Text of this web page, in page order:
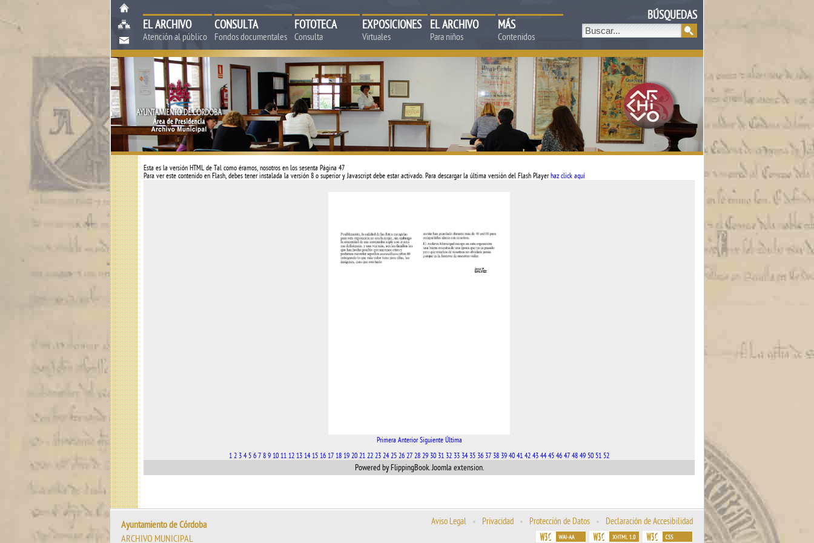
EL ARCHIVO
Atención al público
CONSULTA
Fondos documentales
FOTOTECA
Consulta
EXPOSICIONES
Virtuales
EL ARCHIVO
Para niños
MÁS
Contenidos
BÚSQUEDAS
Esta es la versión HTML de Tal como éramos, nosotros en los sesenta Página 47
Para ver este contenido en Flash, debes tener instalada la versión 8 o superior y Javascript debe estar activado. Para descargar la última versión del Flash Player haz click aquí
Primera Anterior Siguiente Última
1 2 3 4 5 6 7 8 9 10 11 12 13 14 15 16 17 18 19 20 21 22 23 24 25 26 27 28 29 30 31 32 33 34 35 36 37 38 39 40 41 42 43 44 45 46 47 48 49 50 51 52
Powered by FlippingBook.Joomla extension.
Ayuntamiento de Córdoba
ARCHIVO MUNICIPAL
Aviso Legal • Privacidad • Protección de Datos • Declaración de Accesibilidad